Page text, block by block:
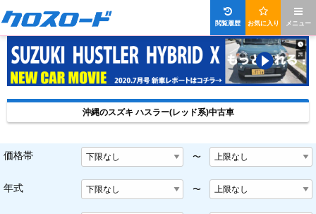
メニュー
お気に入り
閲覧履歴
沖縄のスズキ ハスラー(レッド系)中古車
価格帯 〜
年式 〜